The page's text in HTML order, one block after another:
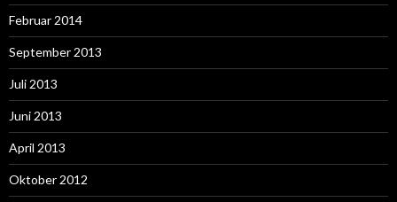
Februar 2014
September 2013
Juli 2013
Juni 2013
April 2013
Oktober 2012